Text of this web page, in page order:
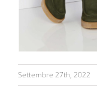
Settembre 27th, 2022